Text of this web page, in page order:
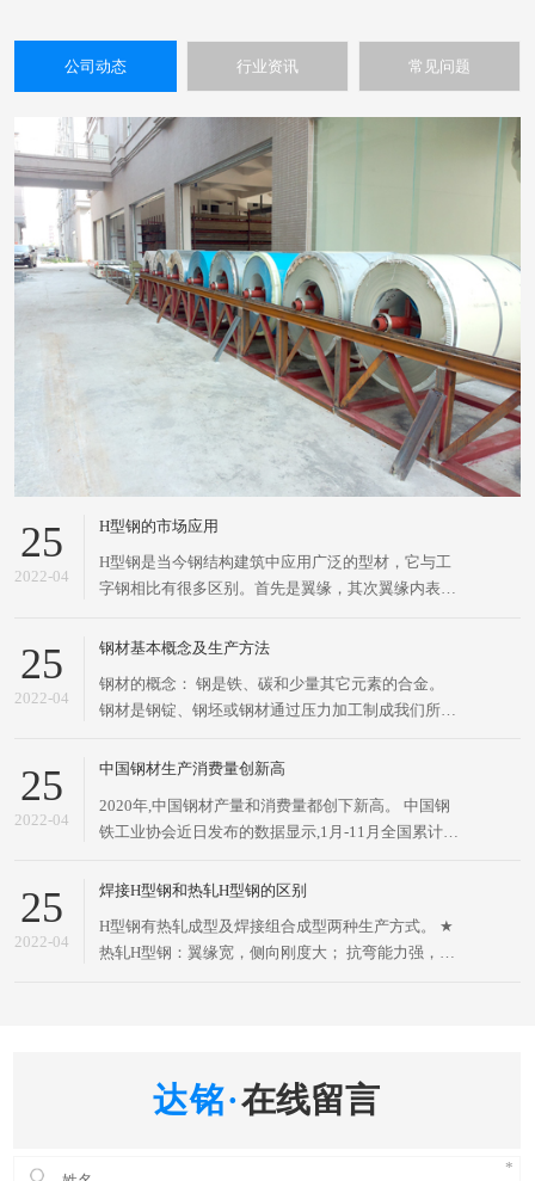
公司动态 行业资讯 常见问题
25
2022-04
H型钢的市场应用
H型钢是当今钢结构建筑中应用广泛的型材，它与工
字钢相比有很多区别。首先是翼缘，其次翼缘内表面
显优于传统的工字钢、槽钢和角钢。H型钢，是一种
高效型材，因其断面与英文字母“H”相同而得名。H型
钢的两条
25
2022-04
钢材基本概念及生产方法
钢材的概念： 钢是铁、碳和少量其它元素的合金。
钢材是钢锭、钢坯或钢材通过压力加工制成我们所需
和实现四化必不可少的重要物资，应用广泛、品种繁
材和金属制品四大类、为了便于组织钢材的生产、订
货供应和
25
2022-04
中国钢材生产消费量创新高
2020年,中国钢材产量和消费量都创下新高。 中国钢
铁工业协会近日发布的数据显示,1月-11月全国累计生
比增长4.17%;生产钢材12.02亿吨,同比增长7.03%。
25
2022-04
焊接H型钢和热轧H型钢的区别
H型钢有热轧成型及焊接组合成型两种生产方式。 ★
热轧H型钢：翼缘宽，侧向刚度大； 抗弯能力强，比
在线留言